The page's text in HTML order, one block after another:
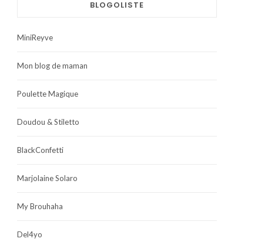
BLOGOLISTE
MiniReyve
Mon blog de maman
Poulette Magique
Doudou & Stiletto
BlackConfetti
Marjolaine Solaro
My Brouhaha
Del4yo